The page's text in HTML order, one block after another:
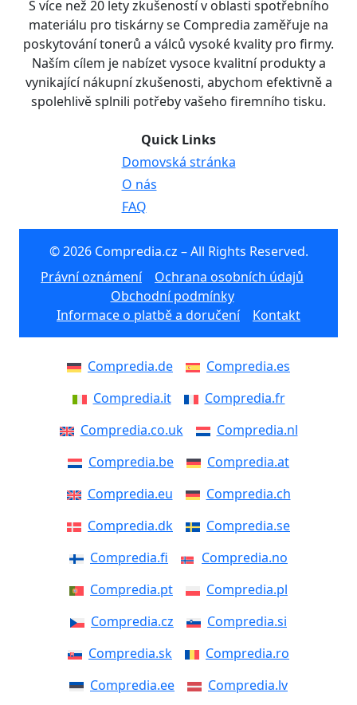
S více než 20 lety zkušeností v oblasti spotřebního
materiálu pro tiskárny se Compredia zaměřuje na
poskytování tonerů a válců vysoké kvality pro firmy.
Naším cílem je nabízet vysoce kvalitní produkty a
vynikající nákupní zkušenosti, abychom efektivně a
spolehlivě splnili potřeby vašeho firemního tisku.
Quick Links
Domovská stránka
O nás
FAQ
© 2026 Compredia.cz – All Rights Reserved.
Právní oznámení
Ochrana osobních údajů
Obchodní podmínky
Informace o platbě a doručení
Kontakt
Compredia.de
Compredia.es
Compredia.it
Compredia.fr
Compredia.co.uk
Compredia.nl
Compredia.be
Compredia.at
Compredia.eu
Compredia.ch
Compredia.dk
Compredia.se
Compredia.fi
Compredia.no
Compredia.pt
Compredia.pl
Compredia.cz
Compredia.si
Compredia.sk
Compredia.ro
Compredia.ee
Compredia.lv